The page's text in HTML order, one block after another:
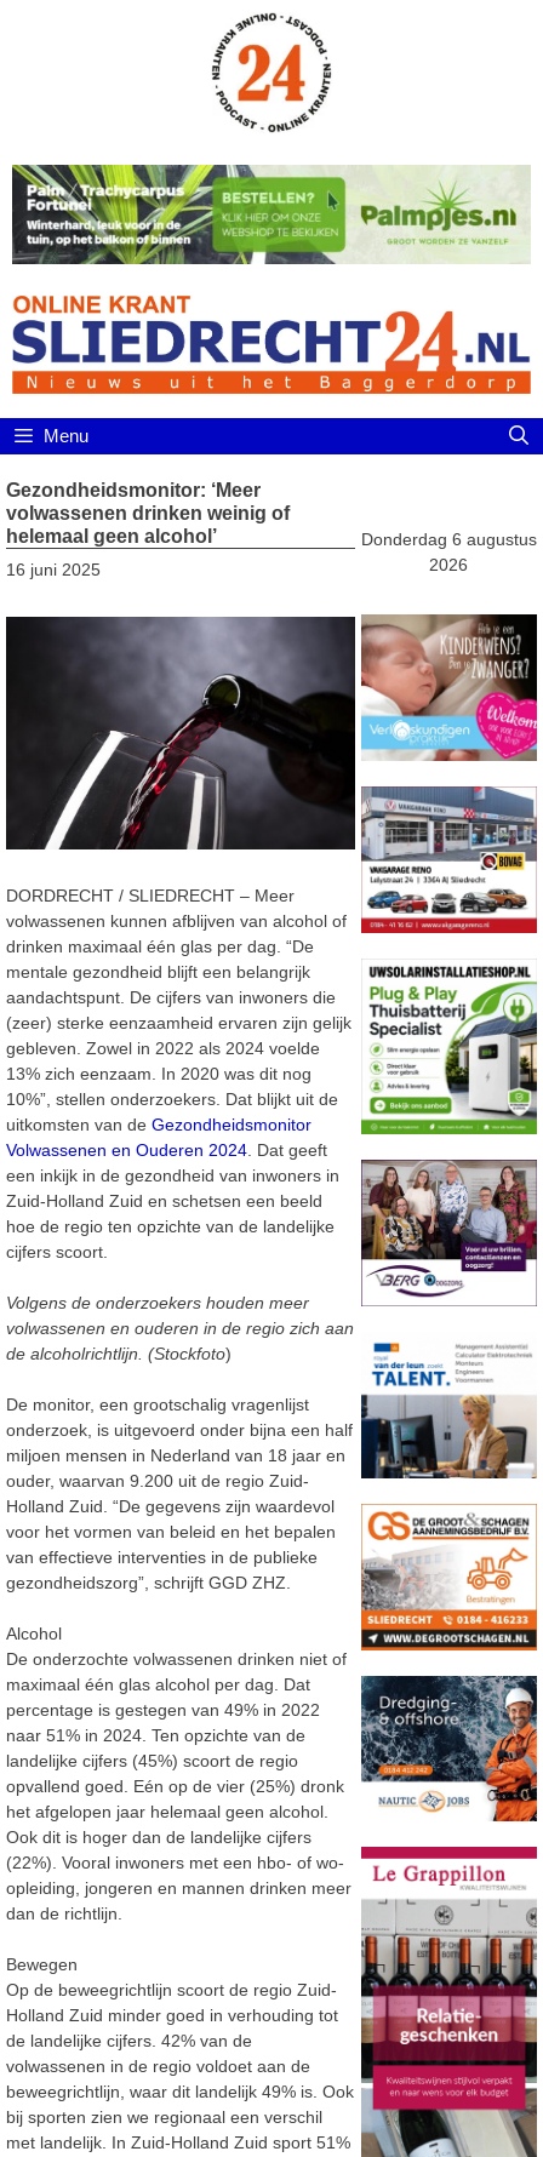
Menu
Gezondheidsmonitor: ‘Meer
volwassenen drinken weinig of
helemaal geen alcohol’
16 juni 2025
DORDRECHT / SLIEDRECHT – Meer
volwassenen kunnen afblijven van alcohol of
drinken maximaal één glas per dag. “De
mentale gezondheid blijft een belangrijk
aandachtspunt. De cijfers van inwoners die
(zeer) sterke eenzaamheid ervaren zijn gelijk
gebleven. Zowel in 2022 als 2024 voelde
13% zich eenzaam. In 2020 was dit nog
10%”, stellen onderzoekers. Dat blijkt uit de
uitkomsten van de Gezondheidsmonitor
Volwassenen en Ouderen 2024. Dat geeft
een inkijk in de gezondheid van inwoners in
Zuid-Holland Zuid en schetsen een beeld
hoe de regio ten opzichte van de landelijke
cijfers scoort.
Volgens de onderzoekers houden meer
volwassenen en ouderen in de regio zich aan
de alcoholrichtlijn. (Stockfoto)
De monitor, een grootschalig vragenlijst
onderzoek, is uitgevoerd onder bijna een half
miljoen mensen in Nederland van 18 jaar en
ouder, waarvan 9.200 uit de regio Zuid-
Holland Zuid. “De gegevens zijn waardevol
voor het vormen van beleid en het bepalen
van effectieve interventies in de publieke
gezondheidszorg”, schrijft GGD ZHZ.
Alcohol
De onderzochte volwassenen drinken niet of
maximaal één glas alcohol per dag. Dat
percentage is gestegen van 49% in 2022
naar 51% in 2024. Ten opzichte van de
landelijke cijfers (45%) scoort de regio
opvallend goed. Eén op de vier (25%) dronk
het afgelopen jaar helemaal geen alcohol.
Ook dit is hoger dan de landelijke cijfers
(22%). Vooral inwoners met een hbo- of wo-
opleiding, jongeren en mannen drinken meer
dan de richtlijn.
Bewegen
Op de beweegrichtlijn scoort de regio Zuid-
Holland Zuid minder goed in verhouding tot
de landelijke cijfers. 42% van de
volwassenen in de regio voldoet aan de
beweegrichtlijn, waar dit landelijk 49% is. Ook
bij sporten zien we regionaal een verschil
met landelijk. In Zuid-Holland Zuid sport 51%
Donderdag 6 augustus
2026